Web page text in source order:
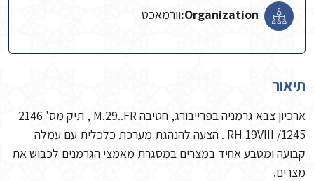
Organization: וורמאכט
תיאור
ארכיון צבא גרמניה בפרייבורג, חטיבה M.29..FR , תיק מס' 2146
RH 19VIII /1245 . הצעה להנהגת מערכת כלכלית עם עמלה
קבועה ומטבע אחיד במצרים במסגרת מאמצי הגרמנים לכבוש את
מצרים.